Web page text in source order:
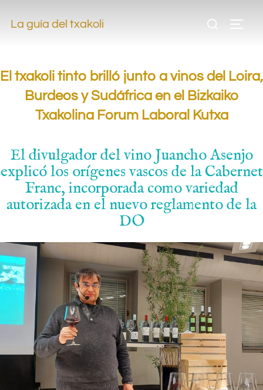
La guía del txakoli
El txakoli tinto brilló junto a vinos del Loira,
Burdeos y Sudáfrica en el Bizkaiko
Txakolina Forum Laboral Kutxa
El divulgador del vino Juancho Asenjo
explicó los orígenes vascos de la Cabernet
Franc, incorporada como variedad
autorizada en el nuevo reglamento de la
DO